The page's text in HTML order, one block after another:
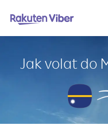
Jak volat do